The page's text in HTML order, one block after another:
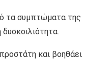
τα συμπτώματα της
και βοηθάει